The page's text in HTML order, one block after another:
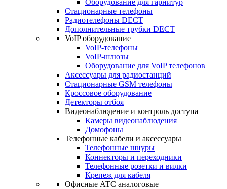
Оборудование для гарнитур
Стационарные телефоны
Радиотелефоны DECT
Дополнительные трубки DECT
VoIP оборудование
VoIP-телефоны
VoIP-шлюзы
Оборудование для VoIP телефонов
Аксессуары для радиостанций
Стационарные GSM телефоны
Кроссовое оборудование
Детекторы отбоя
Видеонаблюдение и контроль доступа
Камеры видеонаблюдения
Домофоны
Телефонные кабели и аксессуары
Телефонные шнуры
Коннекторы и переходники
Телефонные розетки и вилки
Крепеж для кабеля
Офисные АТС аналоговые